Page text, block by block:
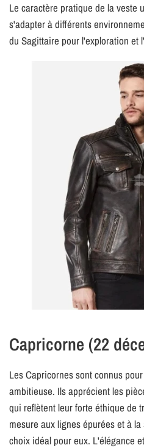
Le caractère pratique de la veste
s'adapter à différents
du Sagittaire pour l'exploration et
Capricorne (22
Les Capricornes sont connus
ambitieuse. Ils apprécient les
qui reflètent leur forte éthique de
mesure aux lignes épurées et à
choix idéal pour eux. L'élégance